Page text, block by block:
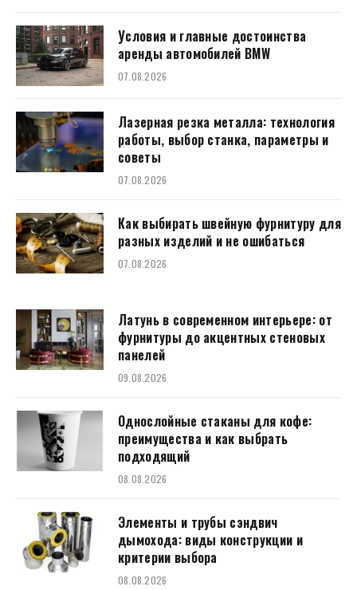
Условия и главные достоинства
аренды автомобилей BMW
07.08.2026
Лазерная резка металла: технология
работы, выбор станка, параметры и
советы
07.08.2026
Как выбирать швейную фурнитуру для
разных изделий и не ошибаться
07.08.2026
Латунь в современном интерьере: от
фурнитуры до акцентных стеновых
панелей
09.08.2026
Однослойные стаканы для кофе:
преимущества и как выбрать
подходящий
08.08.2026
Элементы и трубы сэндвич
дымохода: виды конструкции и
критерии выбора
08.08.2026